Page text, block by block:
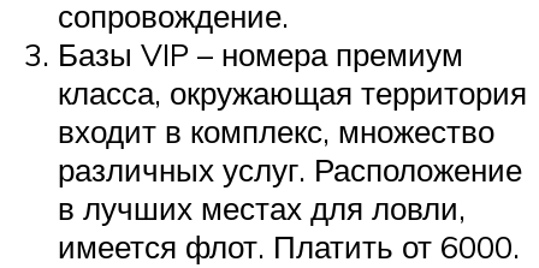
сопровождение.
Базы VIP – номера премиум
класса, окружающая территория
входит в комплекс, множество
различных услуг. Расположение
в лучших местах для ловли,
имеется флот. Платить от 6000.